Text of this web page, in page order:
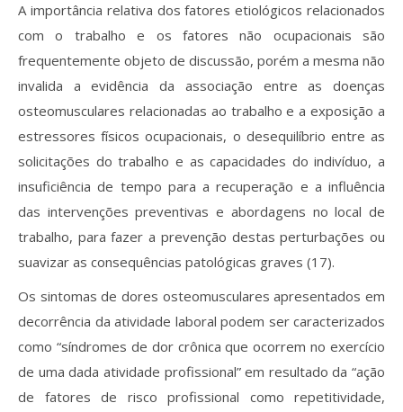
A importância relativa dos fatores etiológicos relacionados
com o trabalho e os fatores não ocupacionais são
frequentemente objeto de discussão, porém a mesma não
invalida a evidência da associação entre as doenças
osteomusculares relacionadas ao trabalho e a exposição a
estressores físicos ocupacionais, o desequilíbrio entre as
solicitações do trabalho e as capacidades do indivíduo, a
insuficiência de tempo para a recuperação e a influência
das intervenções preventivas e abordagens no local de
trabalho, para fazer a prevenção destas perturbações ou
suavizar as consequências patológicas graves (17).
Os sintomas de dores osteomusculares apresentados em
decorrência da atividade laboral podem ser caracterizados
como “síndromes de dor crônica que ocorrem no exercício
de uma dada atividade profissional” em resultado da “ação
de fatores de risco profissional como repetitividade,